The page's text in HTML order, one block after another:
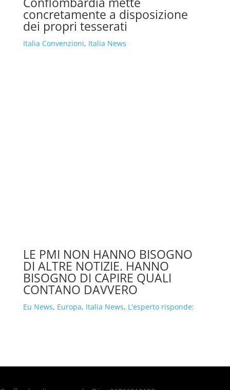
concretamente a disposizione
dei propri tesserati
Italia Convenzioni, Italia News
LE PMI NON HANNO BISOGNO
DI ALTRE NOTIZIE. HANNO
BISOGNO DI CAPIRE QUALI
CONTANO DAVVERO
Eu News, Europa, Italia News, L'esperto risponde: